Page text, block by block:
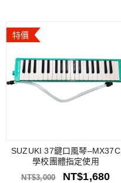
特價
SUZUKI 37鍵口風琴–MX37C
學校團體指定使用
NT$3,000 NT$1,680